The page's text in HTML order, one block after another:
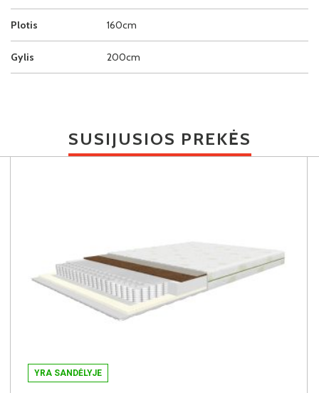
Plotis 160cm
Gylis 200cm
SUSIJUSIOS PREKĖS
YRA SANDĖLYJE